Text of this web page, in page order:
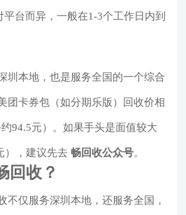
台而异，一般在1-3个工作日内到
圳本地，也是服务全国的一个综合
团卡券包（如分期乐版）回收价相
94.5元）。如果手头是面值较大
），建议先去畅回收公众号。
回收？
不仅服务深圳本地，还服务全国，